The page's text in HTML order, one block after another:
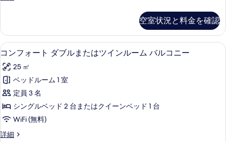
べ
て
の
写
真
を
表
詳
細
写
真
を
表
示
す
る
Room.
の
詳
空室状況と料金を確認
コ
ン
フ
ォ
ー
ト
ダ
ブ
コンフォート ダブルまたはツインル
4
コンフォート ダブルまたはツインルーム バルコニー
25 ㎡
ベッドルーム 1 室
定員 3 名
シングルベッド 2 台またはクイーンベッド 1 台
WiFi (無料)
詳細
コ